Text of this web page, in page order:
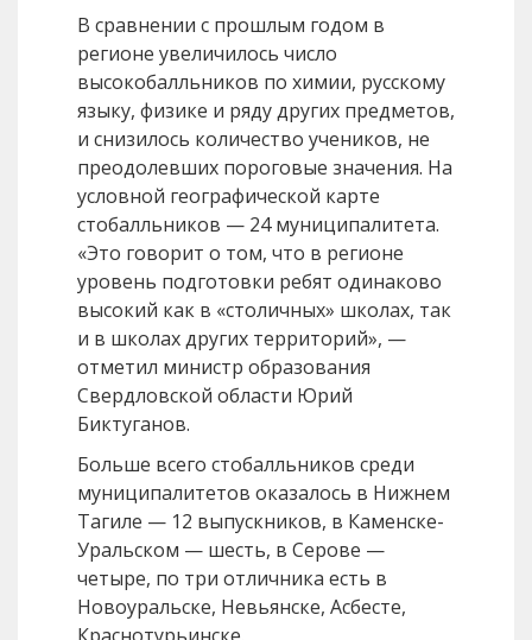
В сравнении с прошлым годом в
регионе увеличилось число
высокобалльников по химии, русскому
языку, физике и ряду других предметов,
и снизилось количество учеников, не
преодолевших пороговые значения. На
условной географической карте
стобалльников — 24 муниципалитета.
«Это говорит о том, что в регионе
уровень подготовки ребят одинаково
высокий как в «столичных» школах, так
и в школах других территорий», —
отметил министр образования
Свердловской области Юрий
Биктуганов.
Больше всего стобалльников среди
муниципалитетов оказалось в Нижнем
Тагиле — 12 выпускников, в Каменске-
Уральском — шесть, в Серове —
четыре, по три отличника есть в
Новоуральске, Невьянске, Асбесте,